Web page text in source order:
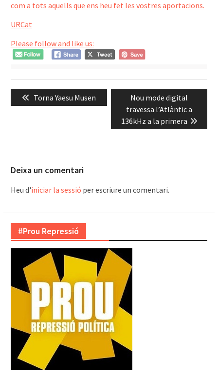
com a tots aquells que ens heu fet les vostres aportacions.
URCat
Please follow and like us:
d'entrades
Previous
post:
Torna Yaesu Musen
Next
post:
Nou mode digital
travessa l’Atlàntic a
136kHz a la primera
Deixa un comentari
Heu d'iniciar la sessió per escriure un comentari.
#Prou Repressió